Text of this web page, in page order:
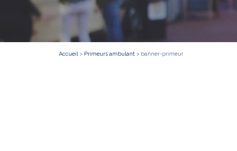
Accueil> Primeurs ambulant > banner-primeur